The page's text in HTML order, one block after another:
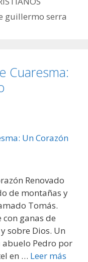
guillermo serra
Cuaresma:
Renovado
de montañas y
Tomás.
ganas de
sobre Dios. Un
Pedro por
en … Leer más